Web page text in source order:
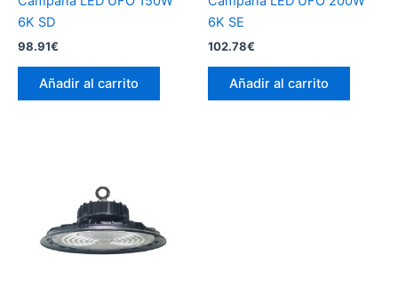
6K SD
98.91€
Añadir al carrito
6K SE
102.78€
Añadir al carrito